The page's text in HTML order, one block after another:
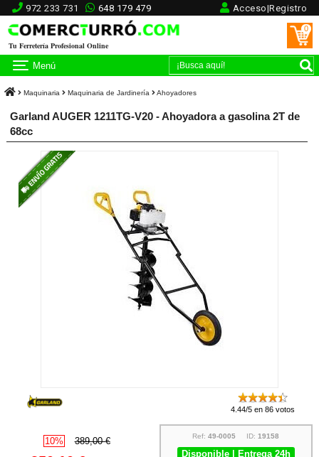
972 233 731 648 179 479 Acceso|Registro
Tu Ferretería Profesional Online
0
Menú
Maquinaria Maquinaria de Jardinería Ahoyadores
Garland AUGER 1211TG-V20 - Ahoyadora a gasolina 2T de
68cc
4.44/5 en 86 votos
10% 389,00 € Ref:49-0005 ID:19158
Disponible | Entrega 24h